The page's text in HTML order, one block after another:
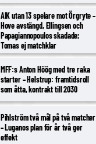
AIK utan 13 spelare mot Örgryte –
Hove avstängd, Ellingsen och
Papagiannopoulos skadade;
Tomas ej matchklar
MFF:s Anton Höög med tre raka
starter – Helstrup: framtidsroll
som åtta, kontrakt till 2030
Pihlström två mål på två matcher
– Luganos plan för år två ger
effekt